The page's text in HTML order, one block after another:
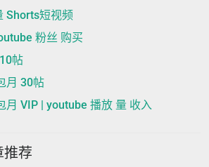
Shorts短视频
粉丝 购买
帖
月 30帖
月 VIP | youtube 播放 量 收入
推荐